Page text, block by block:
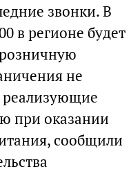
звонки. В
в регионе будет
не
реализующие
при оказании
сообщили